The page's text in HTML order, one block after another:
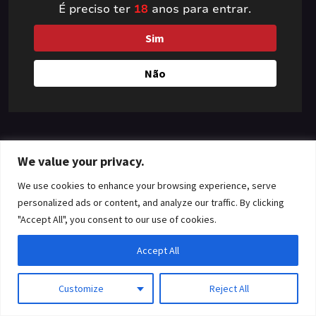
We value your privacy.
We use cookies to enhance your browsing experience, serve
personalized ads or content, and analyze our traffic. By clicking
"Accept All", you consent to our use of cookies.
Customize Reject All
Accept All
something amazing
— check back soon!
É preciso ter 18 anos para entrar.
Sim
Não